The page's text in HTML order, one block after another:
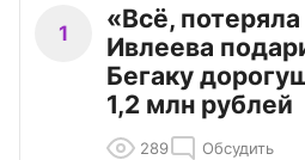
1
«Всё,
Ивлеева
Бегаку
1,2 млн рублей
289 Обсудить